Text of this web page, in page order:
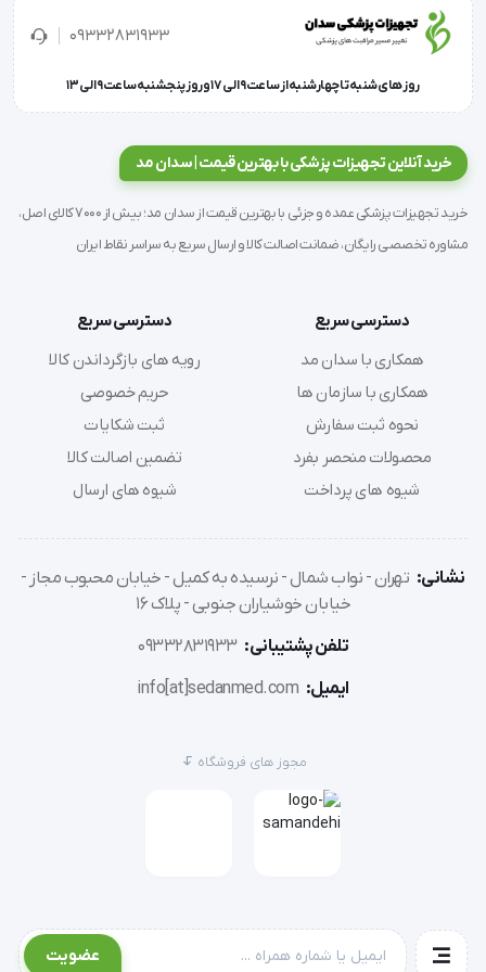
09332831933
روز های شنبه تا چهارشنبه از ساعت 9 الی 17 و روز پنجشنبه ساعت 9 الی 13
خرید آنلاین تجهیزات پزشکی با بهترین قیمت | سدان مد
خرید تجهیزات پزشکی عمده و جزئی با بهترین قیمت از سدان مد؛ بیش از 7000 کالای اصل،
مشاوره تخصصی رایگان، ضمانت اصالت کالا و ارسال سریع به سراسر نقاط ایران
دسترسی سریع
همکاری با سدان مد
همکاری با سازمان ها
نحوه ثبت سفارش
محصولات منحصر بفرد
شیوه های پرداخت
دسترسی سریع
رویه های بازگرداندن کالا
حریم خصوصی
ثبت شکایات
تضمین اصالت کالا
شیوه های ارسال
نشانی: تهران - نواب شمال - نرسیده به کمیل - خیابان محبوب مجاز -
خیابان خوشیاران جنوبی - پلاک 16
تلفن پشتیبانی: 09332831933
ایمیل: info[at]sedanmed.com
مجوز های فروشگاه
عضویت